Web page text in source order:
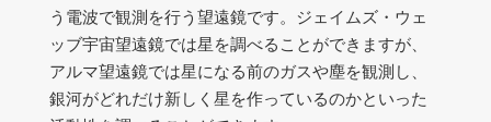
う電波で観測を行う望遠鏡です。ジェイムズ・ウェ
ッブ宇宙望遠鏡では星を調べることができますが、
アルマ望遠鏡では星になる前のガスや塵を観測し、
銀河がどれだけ新しく星を作っているのかといった